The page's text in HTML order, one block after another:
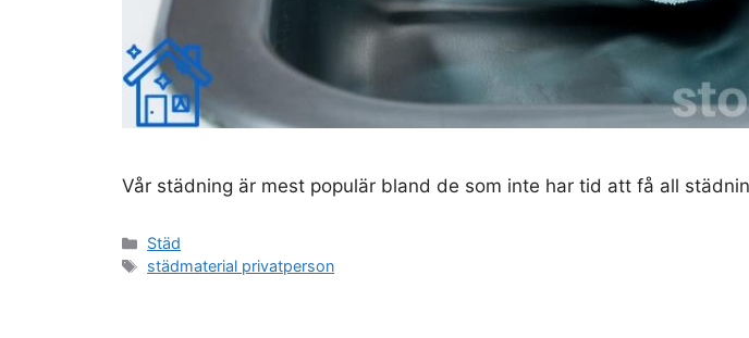
Vår städning är mest populär bland de som inte har tid att få all
Kategorier
Städ
Etiketter
städmaterial privatperson